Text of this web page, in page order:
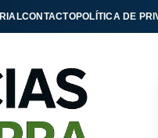
CONTACTOPOLÍTICA DE